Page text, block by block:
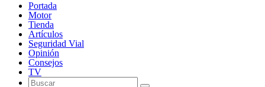
Portada
Motor
Tienda
Artículos
Seguridad Vial
Opinión
Consejos
TV